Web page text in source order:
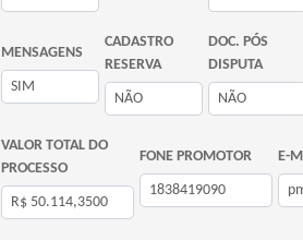
MENSAGENS
CADASTRO
RESERVA
DOC. PÓS
DISPUTA
VALOR TOTAL DO
PROCESSO
FONE PROMOTOR E-